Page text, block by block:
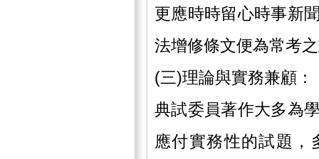
更應時時留心時事新
法增修條文便為常考
(三)理論與實務兼顧
典試委員著作大多為
應付實務性的試題，